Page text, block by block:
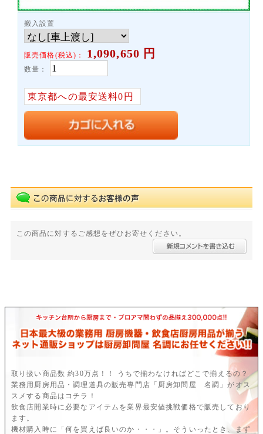
搬入設置
販売価格(税込)： 1,090,650 円
数量：
東京都への最安送料0円
この商品に対するご感想をぜひお寄せください。
取り扱い商品数 約30万点！！ うちで揃わなければどこで揃えるの？
業務用厨房用品・調理道具の販売専門店「厨房卸問屋 名調」がオス
スメする商品はコチラ！
飲食店開業時に必要なアイテムを業界最安値挑戦価格で販売しており
ます。
機材購入時に「何を買えば良いのか・・・」。そういったとき、まず